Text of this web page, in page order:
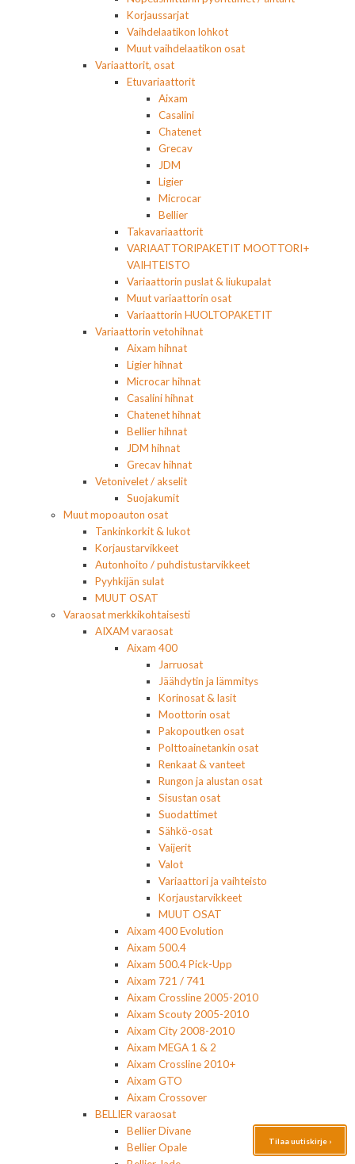
Korjaussarjat
Vaihdelaatikon lohkot
Muut vaihdelaatikon osat
Variaattorit, osat
Etuvariaattorit
Aixam
Casalini
Chatenet
Grecav
JDM
Ligier
Microcar
Bellier
Takavariaattorit
VARIAATTORIPAKETIT MOOTTORI+
VAIHTEISTO
Variaattorin puslat & liukupalat
Muut variaattorin osat
Variaattorin HUOLTOPAKETIT
Variaattorin vetohihnat
Aixam hihnat
Ligier hihnat
Microcar hihnat
Casalini hihnat
Chatenet hihnat
Bellier hihnat
JDM hihnat
Grecav hihnat
Vetonivelet / akselit
Suojakumit
Muut mopoauton osat
Tankinkorkit & lukot
Korjaustarvikkeet
Autonhoito / puhdistustarvikkeet
Pyyhkijän sulat
MUUT OSAT
Varaosat merkkikohtaisesti
AIXAM varaosat
Aixam 400
Jarruosat
Jäähdytin ja lämmitys
Korinosat & lasit
Moottorin osat
Pakopoutken osat
Polttoainetankin osat
Renkaat & vanteet
Rungon ja alustan osat
Sisustan osat
Suodattimet
Sähkö-osat
Vaijerit
Valot
Variaattori ja vaihteisto
Korjaustarvikkeet
MUUT OSAT
Aixam 400 Evolution
Aixam 500.4
Aixam 500.4 Pick-Upp
Aixam 721 / 741
Aixam Crossline 2005-2010
Aixam Scouty 2005-2010
Aixam City 2008-2010
Aixam MEGA 1 & 2
Aixam Crossline 2010+
Aixam GTO
Aixam Crossover
BELLIER varaosat
Bellier Divane
Bellier Opale
Tilaa uutiskirje ›